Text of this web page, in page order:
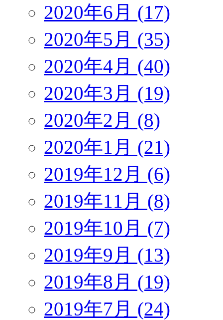
2020年6月 (17)
2020年5月 (35)
2020年4月 (40)
2020年3月 (19)
2020年2月 (8)
2020年1月 (21)
2019年12月 (6)
2019年11月 (8)
2019年10月 (7)
2019年9月 (13)
2019年8月 (19)
2019年7月 (24)